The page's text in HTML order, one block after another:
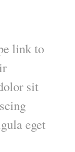
link to
sit
eget